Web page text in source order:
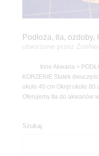
Podłoża, tła,
utworzone przez
Inne Akwaria >
KORZENIE Statek
około 40 cm Okręt około
Oferujemy tła do akwariów
Szukaj